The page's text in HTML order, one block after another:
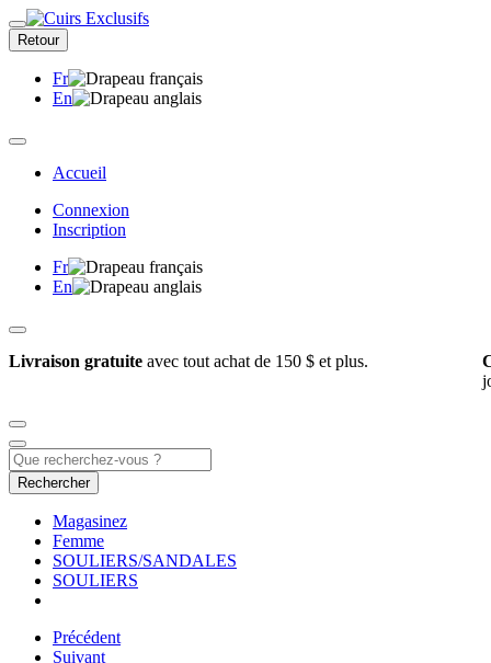
Retour
Fr
En
Accueil
Connexion
Inscription
Fr
En
Livraison gratuite avec tout achat de 150 $ et plus.
Rechercher
Magasinez
Femme
SOULIERS/SANDALES
SOULIERS
Précédent
Suivant